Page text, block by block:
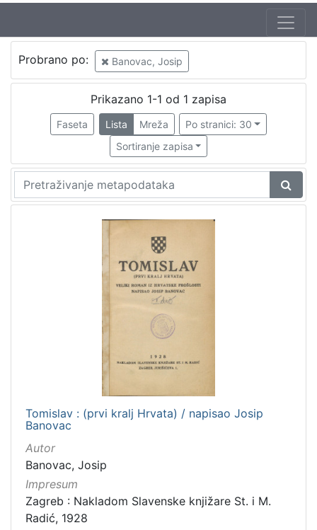
Probrano po: Banovac, Josip
Prikazano 1-1 od 1 zapisa
Faseta Lista Mreža
Po stranici: 30
Sortiranje zapisa
Tomislav : (prvi kralj Hrvata) / napisao Josip
Banovac
Autor
Banovac, Josip
Impresum
Zagreb : Nakladom Slavenske knjižare St. i M.
Radić, 1928